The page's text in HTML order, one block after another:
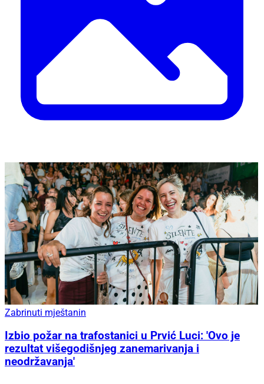
Zabrinuti mještanin
Izbio požar na trafostanici u Prvić Luci: 'Ovo je
rezultat višegodišnjeg zanemarivanja i
neodržavanja'